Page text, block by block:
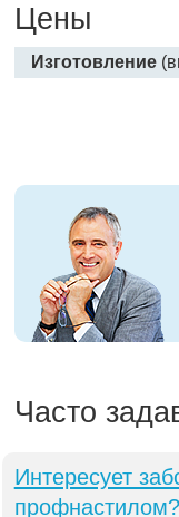
Цены
Изготовление
Часто
Интересует
профнастилом?